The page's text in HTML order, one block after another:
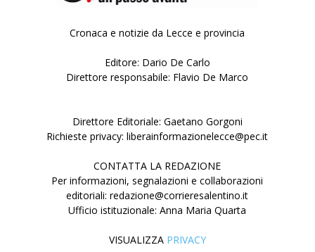
Cronaca e notizie da Lecce e provincia
Editore: Dario De Carlo
Direttore responsabile: Flavio De Marco
Direttore Editoriale: Gaetano Gorgoni
Richieste privacy: liberainformazionelecce@pec.it
CONTATTA LA REDAZIONE
Per informazioni, segnalazioni e collaborazioni
editoriali: redazione@corrieresalentino.it
Ufficio istituzionale: Anna Maria Quarta
VISUALIZZA PRIVACY